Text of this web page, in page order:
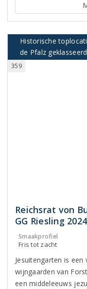
Historische
de Pfalz geklasseerd
359
Reichsrat von
GG Riesling 2024
Smaakprofiel
Fris tot zacht
Jesuitengarten is
wijngaarden van
een middeleeuws